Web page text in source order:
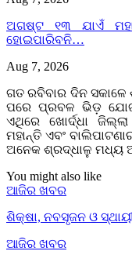
ଅଗଷ୍ଟ ୧୩ ଯାଏଁ
ହୋଇପାରିବନି…
Aug 7, 2026
ଗତ ରବିବାର ଦିନ ସକାଳେ
‌ପରେ ପ୍ରବଳ ଭିଡ଼
ଏଥିରେ ଖୋର୍ଦ୍ଧା
ମହାନ୍ତି ଏବଂ
ଅନେକ ଶ୍ରଦ୍ଧାଳୁ ମଧ୍ୟ
You might also like
ଆଜିର ଖବର
ଶିକ୍ଷା, ନବସୃଜନ ଓ
ଆଜିର ଖବର